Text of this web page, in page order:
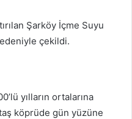
Şarköy İçme Suyu
çekildi.
yılların ortalarına
köprüde gün yüzüne